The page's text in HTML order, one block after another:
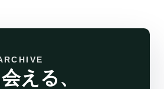
える、